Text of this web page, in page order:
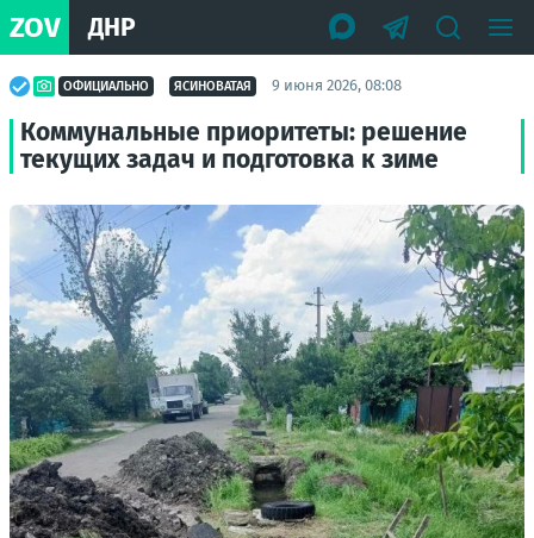
ZOV ДНР
ОФИЦИАЛЬНО ЯСИНОВАТАЯ 9 июня 2026, 08:08
Коммунальные приоритеты: решение
текущих задач и подготовка к зиме